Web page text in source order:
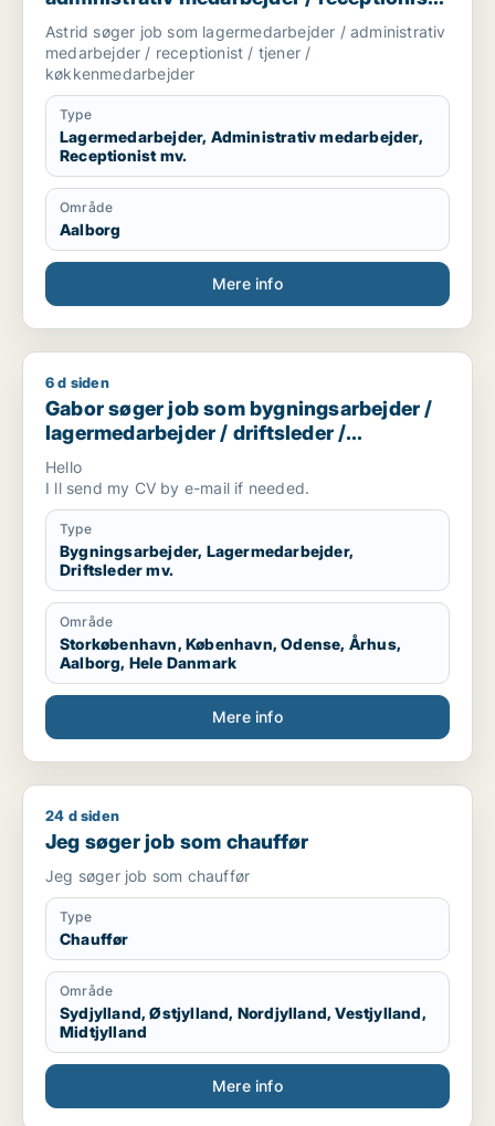
tjener / køkkenmedarbejder
Astrid søger job som lagermedarbejder / administrativ
medarbejder / receptionist / tjener /
køkkenmedarbejder
Type
Lagermedarbejder, Administrativ medarbejder,
Receptionist mv.
Område
Aalborg
Mere info
Gabor søger job som bygningsarbejder /
6 d siden
Gabor søger job som bygningsarbejder /
lagermedarbejder / driftsleder /
ungarbejder / ufaglært
Hello
I ll send my CV by e-mail if needed.
Type
Bygningsarbejder, Lagermedarbejder,
Driftsleder mv.
Område
Storkøbenhavn, København, Odense, Århus,
Aalborg, Hele Danmark
Mere info
Jeg søger job som chauffør
24 d siden
Jeg søger job som chauffør
Jeg søger job som chauffør
Type
Chauffør
Område
Sydjylland, Østjylland, Nordjylland, Vestjylland,
Midtjylland
Mere info